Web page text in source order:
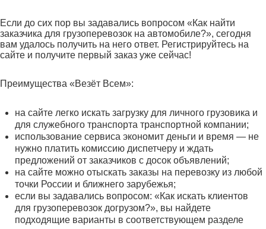
Если до сих пор вы задавались вопросом «Как найти
заказчика для грузоперевозок на автомобиле?», сегодня
вам удалось получить на него ответ. Регистрируйтесь на
сайте и получите первый заказ уже сейчас!
Преимущества «Везёт Всем»:
на сайте легко искать загрузку для личного грузовика и
для служебного транспорта транспортной компании;
использование сервиса экономит деньги и время — не
нужно платить комиссию диспетчеру и ждать
предложений от заказчиков с досок объявлений;
на сайте можно отыскать заказы на перевозку из любой
точки России и ближнего зарубежья;
если вы задавались вопросом: «Как искать клиентов
для грузоперевозок догрузом?», вы найдете
подходящие варианты в соответствующем разделе